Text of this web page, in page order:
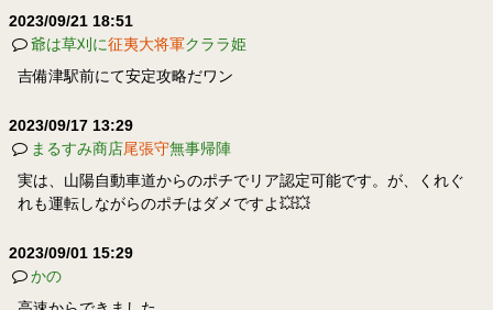
2023/09/21 18:51
爺は草刈に征夷大将軍クララ姫
吉備津駅前にて安定攻略だワン
2023/09/17 13:29
まるすみ商店尾張守無事帰陣
実は、山陽自動車道からのポチでリア認定可能です。が、くれぐ
れも運転しながらのポチはダメですよ💥💥
2023/09/01 15:29
かの